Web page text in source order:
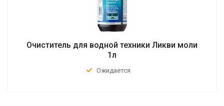
Очиститель для водной техники Ликви моли
1л
Ожидается